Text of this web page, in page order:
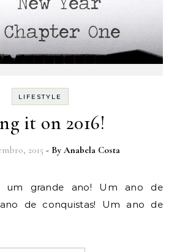
LIFESTYLE
it on 2016!
2015 - By Anabela Costa
de conquistas! Um ano de